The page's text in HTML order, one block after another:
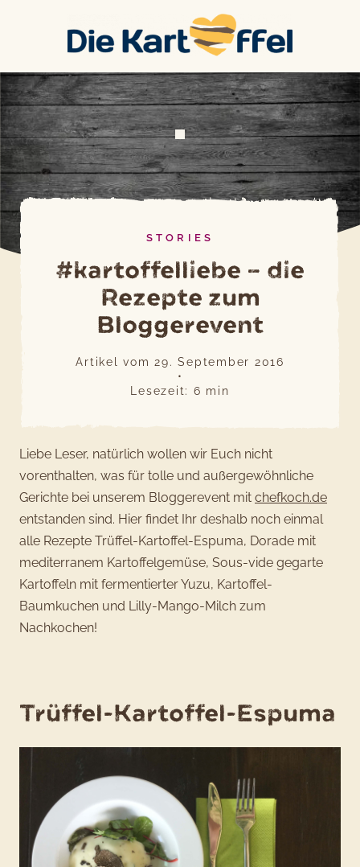
Skip
to
content
STORIES
#kartoffelliebe – die
Rezepte zum
Bloggerevent
Artikel vom29. September 2016
•
Lesezeit: 6 min
Liebe Leser, natürlich wollen wir Euch nicht
vorenthalten, was für tolle und außergewöhnliche
Gerichte bei unserem Bloggerevent mit chefkoch.de
entstanden sind. Hier findet Ihr deshalb noch einmal
alle Rezepte Trüffel-Kartoffel-Espuma, Dorade mit
mediterranem Kartoffelgemüse, Sous-vide gegarte
Kartoffeln mit fermentierter Yuzu, Kartoffel-
Baumkuchen und Lilly-Mango-Milch zum
Nachkochen!
Trüffel-Kartoffel-Espuma